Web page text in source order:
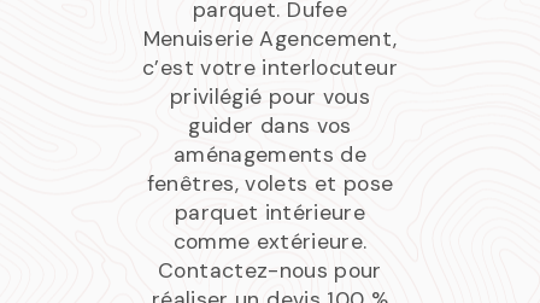
parquet. Dufee
Menuiserie Agencement,
c’est votre interlocuteur
privilégié pour vous
guider dans vos
aménagements de
fenêtres, volets et pose
parquet intérieure
comme extérieure.
Contactez-nous pour